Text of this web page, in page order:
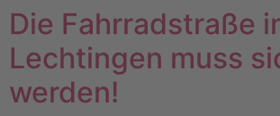
Die Fahrradstraße
Lechtingen muss
werden!